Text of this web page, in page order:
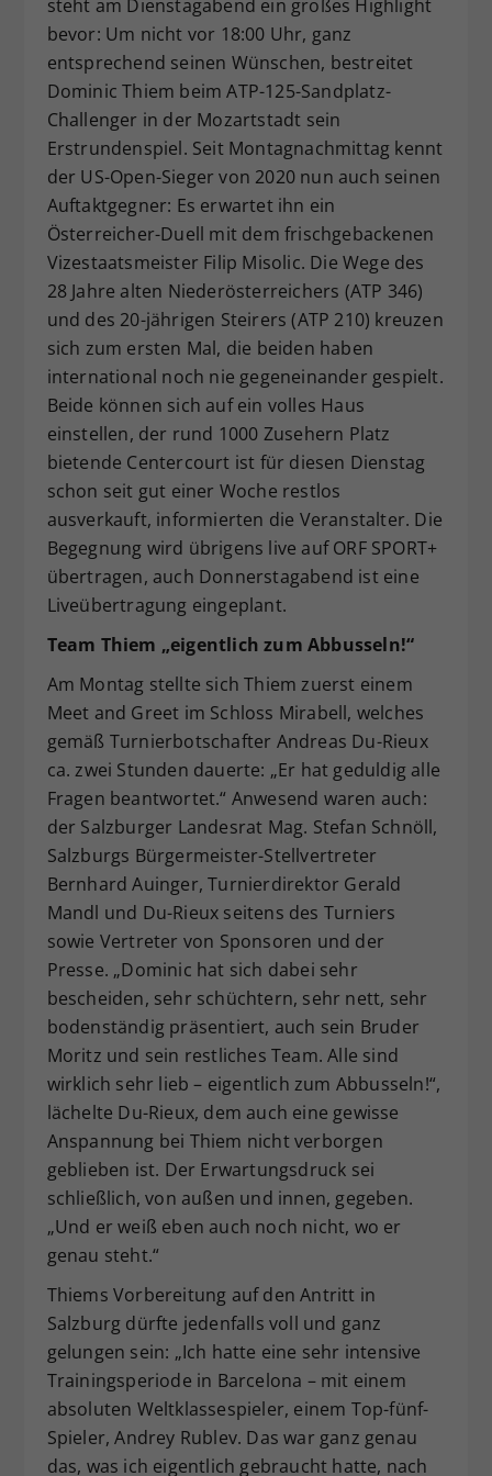
steht am Dienstagabend ein großes Highlight
bevor: Um nicht vor 18:00 Uhr, ganz
entsprechend seinen Wünschen, bestreitet
Dominic Thiem beim ATP-125-Sandplatz-
Challenger in der Mozartstadt sein
Erstrundenspiel. Seit Montagnachmittag kennt
der US-Open-Sieger von 2020 nun auch seinen
Auftaktgegner: Es erwartet ihn ein
Österreicher-Duell mit dem frischgebackenen
Vizestaatsmeister Filip Misolic. Die Wege des
28 Jahre alten Niederösterreichers (ATP 346)
und des 20-jährigen Steirers (ATP 210) kreuzen
sich zum ersten Mal, die beiden haben
international noch nie gegeneinander gespielt.
Beide können sich auf ein volles Haus
einstellen, der rund 1000 Zusehern Platz
bietende Centercourt ist für diesen Dienstag
schon seit gut einer Woche restlos
ausverkauft, informierten die Veranstalter. Die
Begegnung wird übrigens live auf ORF SPORT+
übertragen, auch Donnerstagabend ist eine
Liveübertragung eingeplant.
Team Thiem „eigentlich zum Abbusseln!“
Am Montag stellte sich Thiem zuerst einem
Meet and Greet im Schloss Mirabell, welches
gemäß Turnierbotschafter Andreas Du-Rieux
ca. zwei Stunden dauerte: „Er hat geduldig alle
Fragen beantwortet.“ Anwesend waren auch:
der Salzburger Landesrat Mag. Stefan Schnöll,
Salzburgs Bürgermeister-Stellvertreter
Bernhard Auinger, Turnierdirektor Gerald
Mandl und Du-Rieux seitens des Turniers
sowie Vertreter von Sponsoren und der
Presse. „Dominic hat sich dabei sehr
bescheiden, sehr schüchtern, sehr nett, sehr
bodenständig präsentiert, auch sein Bruder
Moritz und sein restliches Team. Alle sind
wirklich sehr lieb – eigentlich zum Abbusseln!“,
lächelte Du-Rieux, dem auch eine gewisse
Anspannung bei Thiem nicht verborgen
geblieben ist. Der Erwartungsdruck sei
schließlich, von außen und innen, gegeben.
„Und er weiß eben auch noch nicht, wo er
genau steht.“
Thiems Vorbereitung auf den Antritt in
Salzburg dürfte jedenfalls voll und ganz
gelungen sein: „Ich hatte eine sehr intensive
Trainingsperiode in Barcelona – mit einem
absoluten Weltklassespieler, einem Top-fünf-
Spieler, Andrey Rublev. Das war ganz genau
das, was ich eigentlich gebraucht hatte, nach
Zweck
Dieser Wert speichert Ihre Consent-
Einstellungen. Unter anderem eine
zufällig generierte ID, für die
historische Speicherung Ihrer
vorgenommen Einstellungen, falls der
Webseiten-Betreiber dies eingestellt
hat.